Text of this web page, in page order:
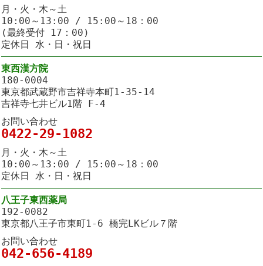
月・火・木～土
10:00～13:00 / 15:00～18：00
(最終受付 17：00)
定休日 水・日・祝日
東西漢方院
180-0004
東京都武蔵野市吉祥寺本町1-35-14
吉祥寺七井ビル1階 F-4
お問い合わせ
0422-29-1082
月・火・木～土
10:00～13:00 / 15:00～18：00
定休日 水・日・祝日
八王子東西薬局
192-0082
東京都八王子市東町1-6 橋完LKビル７階
お問い合わせ
042-656-4189